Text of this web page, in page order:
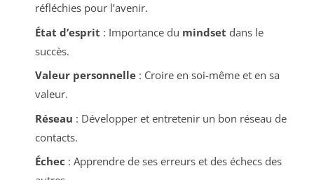
réfléchies pour l’avenir.
État d’esprit : Importance du mindset dans le
succès.
Valeur personnelle: Croire en soi-même et en sa
valeur.
Réseau : Développer et entretenir un bon réseau de
contacts.
Échec : Apprendre de ses erreurs et des échecs des